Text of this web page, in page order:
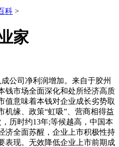
科 >
家
司净利润增加。来自于胶州
钱市场全面深化和处所经济高质
值意味着本钱对企业成长劣势取
机缘、政策“虹吸”、营商相得益
历时约13年;等候越高，中国本
济全面苏醒，企业上市积极性持
表现。无效降低企业上市前期成